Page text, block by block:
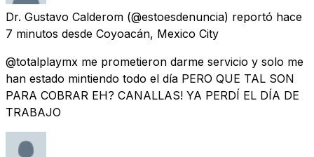
Dr. Gustavo Calderom (@estoesdenuncia) reportó hace
7 minutos desde Coyoacán, Mexico City
@totalplaymx me prometieron darme servicio y solo me
han estado mintiendo todo el día PERO QUE TAL SON
PARA COBRAR EH? CANALLAS! YA PERDÍ EL DÍA DE
TRABAJO